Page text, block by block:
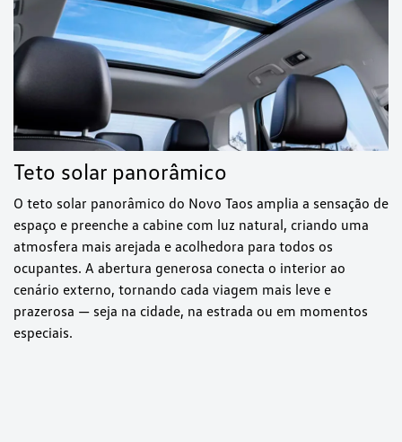
Teto solar panorâmico
O teto solar panorâmico do Novo Taos amplia a sensação de
espaço e preenche a cabine com luz natural, criando uma
atmosfera mais arejada e acolhedora para todos os
ocupantes. A abertura generosa conecta o interior ao
cenário externo, tornando cada viagem mais leve e
prazerosa — seja na cidade, na estrada ou em momentos
especiais.